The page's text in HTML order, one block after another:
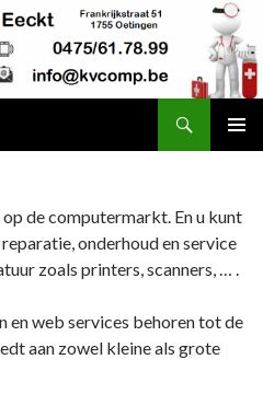
de computermarkt. En u kunt
onderhoud en service
zoals printers, scanners, … .
en web services behoren tot de
aan zowel kleine als grote